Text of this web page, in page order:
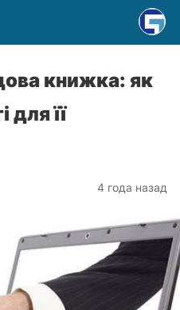
книжка: як
для її
4 года назад